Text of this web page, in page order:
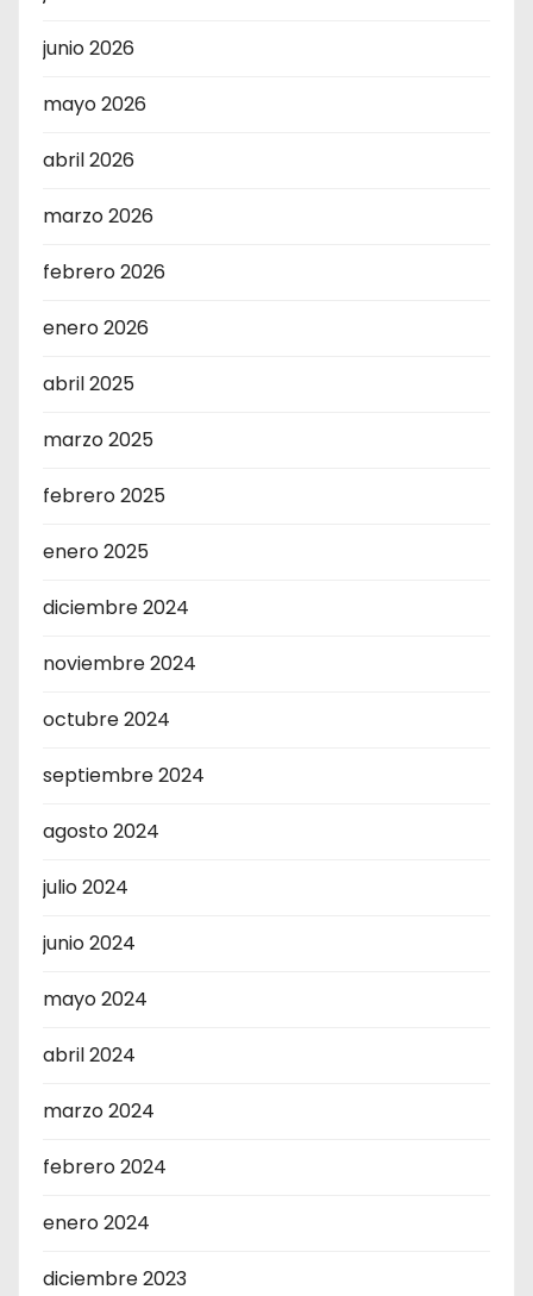
junio 2026
mayo 2026
abril 2026
marzo 2026
febrero 2026
enero 2026
abril 2025
marzo 2025
febrero 2025
enero 2025
diciembre 2024
noviembre 2024
octubre 2024
septiembre 2024
agosto 2024
julio 2024
junio 2024
mayo 2024
abril 2024
marzo 2024
febrero 2024
enero 2024
diciembre 2023